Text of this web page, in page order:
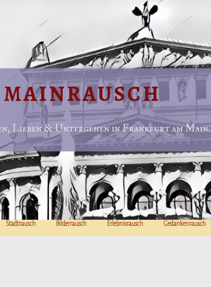
MAINRAUSCH
Lieben & Untergehen in Frankfurt am Main.
Stadtrausch Bilderrausch Erlebnisrausch Gedankenrausch